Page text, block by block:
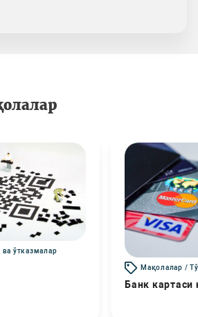
ўтказмалар
Мақолалар /
Банк картаси